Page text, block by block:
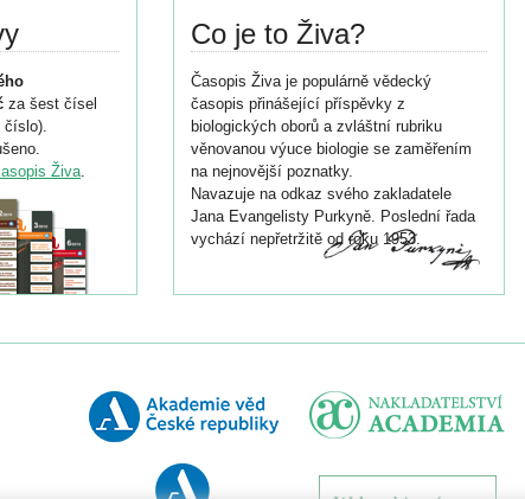
za šest čísel
číslo).
Živa.
Co je to Živa?
Časopis Živa je populárně vědecký
časopis přinášející příspěvky z
biologických oborů a zvláštní rubriku
věnovanou výuce biologie se zaměřením
na nejnovější poznatky.
Navazuje na odkaz svého zakladatele
Jana Evangelisty Purkyně. Poslední řada
vychází nepřetržitě od roku 1953.